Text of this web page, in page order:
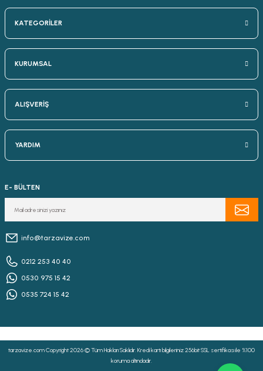
KATEGORİLER
KURUMSAL
ALIŞVERİŞ
YARDIM
E- BÜLTEN
info@tarzavize.com
0212 253 40 40
0530 975 15 42
0535 724 15 42
tarzavize.com Copyright 2026 © Tüm Hakları Saklıdır. Kredi kartı bilgileriniz 256bit SSL sertifikası ile %100
koruma altındadır.